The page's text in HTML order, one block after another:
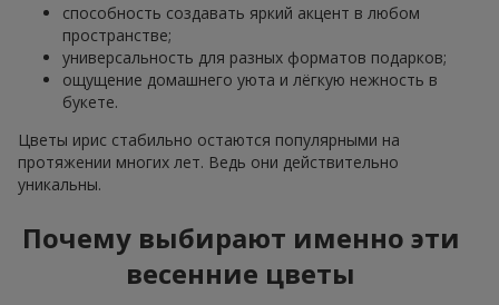
способность создавать яркий акцент в любом
пространстве;
универсальность для разных форматов подарков;
ощущение домашнего уюта и лёгкую нежность в
букете.
Цветы ирис стабильно остаются популярными на
протяжении многих лет. Ведь они действительно
уникальны.
Почему выбирают именно эти
весенние цветы